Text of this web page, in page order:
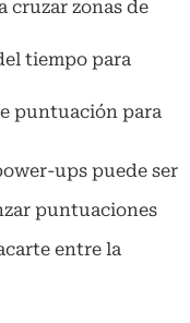
cruzar zonas de
tiempo para
puntuación para
ups puede ser
puntuaciones
entre la